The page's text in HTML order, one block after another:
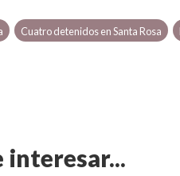
Cuatro detenidos en Santa Rosa
interesar...